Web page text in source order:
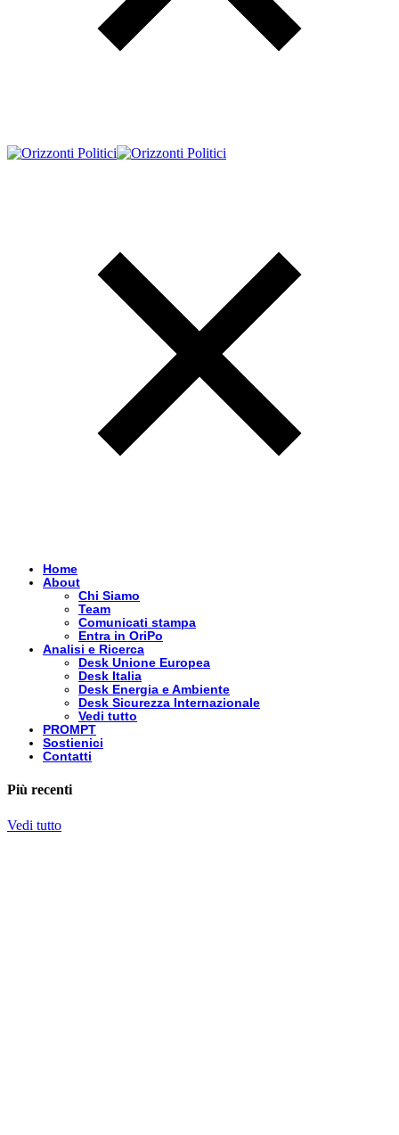
Home
About
Chi Siamo
Team
Comunicati stampa
Entra in OriPo
Analisi e Ricerca
Desk Unione Europea
Desk Italia
Desk Energia e Ambiente
Desk Sicurezza Internazionale
Vedi tutto
PROMPT
Sostienici
Contatti
Più recenti
Vedi tutto